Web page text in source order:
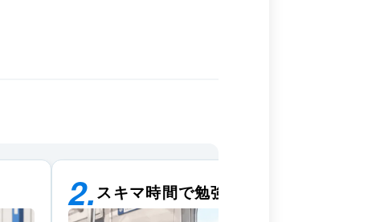
スキマ時間で勉強ができる